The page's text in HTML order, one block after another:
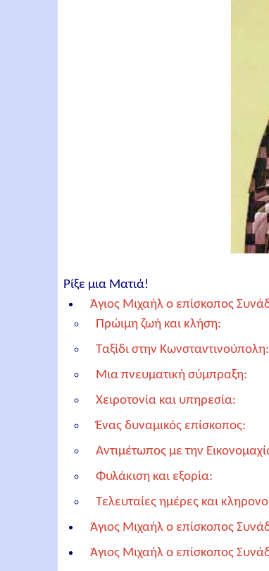
Ρίξε μια Ματιά!
Άγιος Μιχαήλ ο επίσκοπος
Πρώιμη ζωή και κλήση:
Ταξίδι στην Κωνσταντινούπολη:
Μια πνευματική σύμπραξη:
Χειροτονία και υπηρεσία:
Ένας δυναμικός επίσκοπος:
Αντιμέτωπος με την
Φυλάκιση και εξορία:
Τελευταίες ημέρες και
Άγιος Μιχαήλ ο επίσκοπος
Άγιος Μιχαήλ ο επίσκοπος